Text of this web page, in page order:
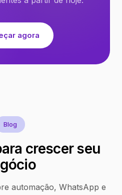
agora
Blog
crescer seu
automação, WhatsApp e